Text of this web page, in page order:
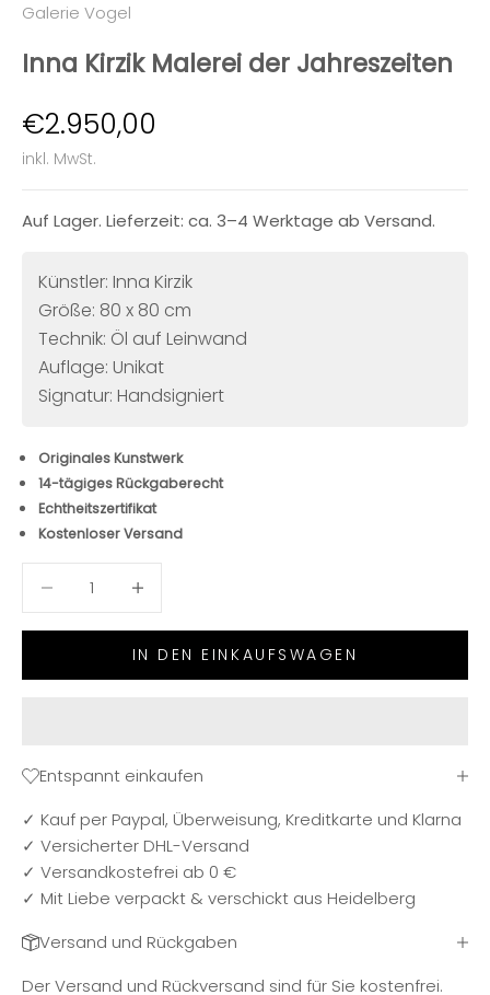
Galerie Vogel
Inna Kirzik Malerei der Jahreszeiten
Angebot
€2.950,00
inkl. MwSt.
Auf Lager. Lieferzeit: ca. 3–4 Werktage ab Versand.
Künstler: Inna Kirzik
Größe: 80 x 80 cm
Technik: Öl auf Leinwand
Auflage: Unikat
Signatur: Handsigniert
Originales Kunstwerk
14-tägiges Rückgaberecht
Echtheitszertifikat
Kostenloser Versand
IN DEN EINKAUFSWAGEN
Entspannt einkaufen
✓ Kauf per Paypal, Überweisung, Kreditkarte und Klarna
✓ Versicherter DHL-Versand
✓ Versandkostefrei ab 0 €
✓ Mit Liebe verpackt & verschickt aus Heidelberg
Versand und Rückgaben
Der Versand und Rückversand sind für Sie kostenfrei.